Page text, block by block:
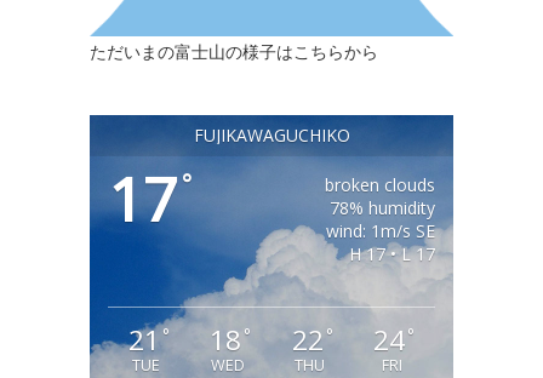
ただいまの富士山の様子はこちらから
FUJIKAWAGUCHIKO
17°
broken clouds
78% humidity
wind: 1m/s SE
H 17 • L 17
21 °
TUE
18 °
WED
22°
THU
24°
FRI